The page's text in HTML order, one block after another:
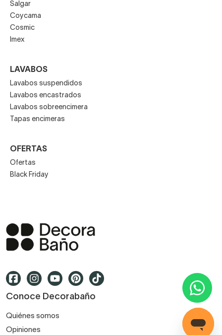
Salgar
Coycama
Cosmic
Imex
LAVABOS
Lavabos suspendidos
Lavabos encastrados
Lavabos sobreencimera
Tapas encimeras
OFERTAS
Ofertas
Black Friday
Conoce Decorabaño
Quiénes somos
Opiniones